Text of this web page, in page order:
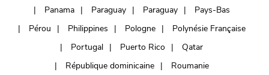
Panama
Paraguay Paraguay
Pays-Bas
Pérou
Philippines Pologne
Polynésie Française
Portugal
Puerto Rico
Qatar
République dominicaine
Roumanie